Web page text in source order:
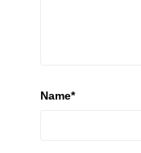
Name*